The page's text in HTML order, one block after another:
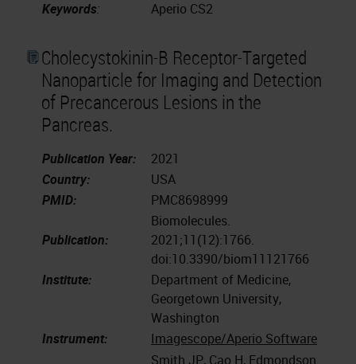
Keywords: Aperio CS2
Cholecystokinin-B Receptor-Targeted
Nanoparticle for Imaging and Detection
of Precancerous Lesions in the
Pancreas.
Publication Year:
2021
Country:
USA
PMID:
PMC8698999
Publication:
Biomolecules.
2021;11(12):1766.
doi:10.3390/biom11121766
Institute:
Department of Medicine,
Georgetown University,
Washington
Instrument:
Imagescope/Aperio Software
Smith JP, Cao H, Edmondson